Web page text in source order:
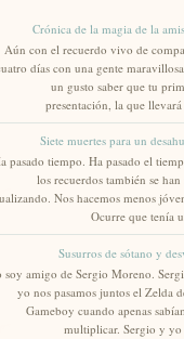
Crónica de la magia de la
Aún con el recuerdo vivo de
días con una gente
un gusto saber que tu
presentación, la que llevará
Siete muertes para un
pasado tiempo. Ha pasado el
los recuerdos también se han
Nos hacemos menos
Ocurre que tenía
Susurros de sótano y
soy amigo de Sergio Moreno.
yo nos pasamos juntos el Zelda
Gameboy cuando apenas
multiplicar. Sergio y yo